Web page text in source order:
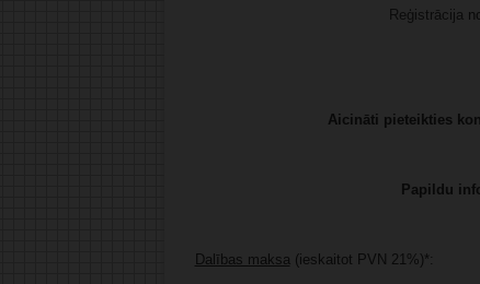
Reģistrācija
Aicināti pieteikties
Papildu
Dalības maksa (ieskaitot PVN 21%)*: